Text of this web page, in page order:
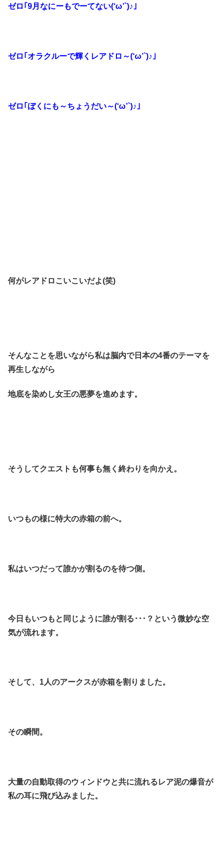
ゼロ｢9月なにーもでーてない(‘ω’`)♪｣
ゼロ｢オラクルーで輝くレアドロ～(‘ω’`)♪｣
ゼロ｢ぼくにも～ちょうだい～(‘ω’`)♪｣
何がレアドロこいこいだよ(笑)
そんなことを思いながら私は脳内で日本の4番のテーマを
再生しながら
地底を染めし女王の悪夢を進めます。
そうしてクエストも何事も無く終わりを向かえ。
いつもの様に特大の赤箱の前へ。
私はいつだって誰かが割るのを待つ側。
今日もいつもと同じように誰が割る･･･？という微妙な空
気が流れます。
そして、1人のアークスが赤箱を割りました。
その瞬間。
大量の自動取得のウィンドウと共に流れるレア泥の爆音が
私の耳に飛び込みました。